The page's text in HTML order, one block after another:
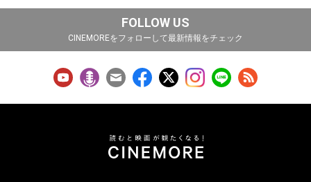
FOLLOW US
CINEMOREをフォローして最新情報をチェック